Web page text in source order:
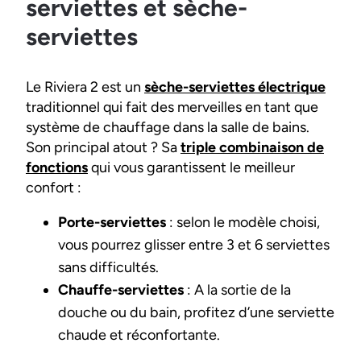
serviettes et sèche-
serviettes
Le Riviera 2 est un sèche-serviettes électrique
traditionnel qui fait des merveilles en tant que
système de chauffage dans la salle de bains.
Son principal atout ? Satriple combinaison de
fonctionsqui vous garantissent le meilleur
confort :
Porte-serviettes : selon le modèle choisi,
vous pourrez glisser entre 3 et 6 serviettes
sans difficultés.
Chauffe-serviettes : A la sortie de la
douche ou du bain, profitez d’une serviette
chaude et réconfortante.